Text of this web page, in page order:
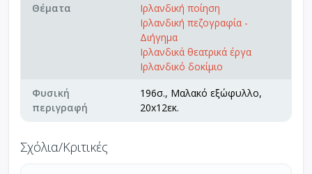
Θέματα
Ιρλανδική ποίηση
Ιρλανδική πεζογραφία -
Διήγημα
Ιρλανδικά θεατρικά έργα
Ιρλανδικό δοκίμιο
Φυσική
περιγραφή
196σ., Μαλακό εξώφυλλο,
20x12εκ.
Σχόλια/Κριτικές